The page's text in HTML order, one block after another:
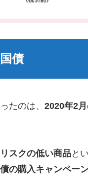
債
たのは、 2020年2月
スクの低い商品と
の購入キャンペー